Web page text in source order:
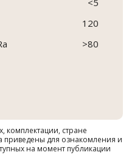
<5
120
>80
комплектации, стране
приведены для ознакомления и
на момент публикации